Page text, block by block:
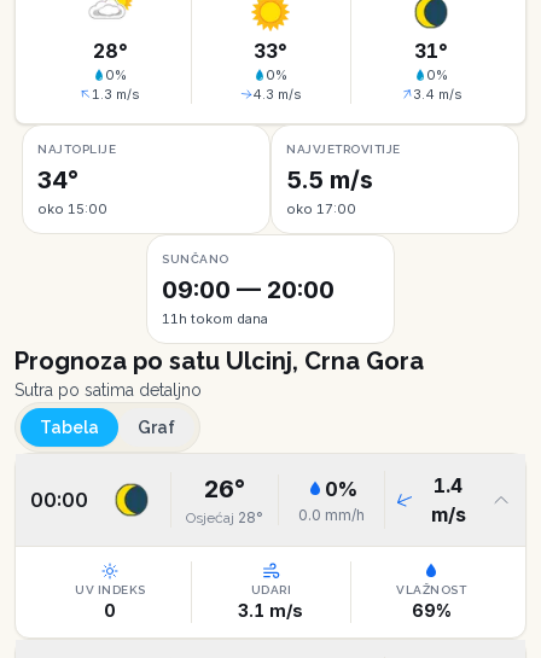
28°
0%
1.3 m/s
33°
0%
4.3 m/s
31°
0%
3.4 m/s
NAJTOPLIJE
34°
oko 15:00
NAJVJETROVITIJE
5.5 m/s
oko 17:00
SUNČANO
09:00 — 20:00
11h tokom dana
Prognoza po satu Ulcinj, Crna Gora
Sutra po satima detaljno
Tabela
Graf
00:00 26°
Osjećaj 28°
0%
0.0 mm/h
1.4
m/s
UV INDEKS
0
UDARI
3.1 m/s
VLAŽNOST
69%